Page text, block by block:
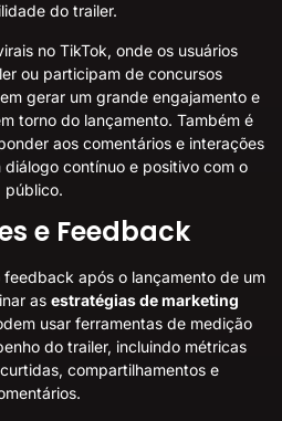
do trailer.
no TikTok, onde os usuários
ou participam de concursos
gerar um grande engajamento e
torno do lançamento. Também é
aos comentários e interações
contínuo e positivo com o
público.
e Feedback
após o lançamento de um
as estratégias de marketing
usar ferramentas de medição
do trailer, incluindo métricas
compartilhamentos e